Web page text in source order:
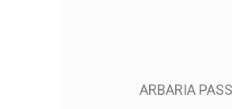
ARBARIA